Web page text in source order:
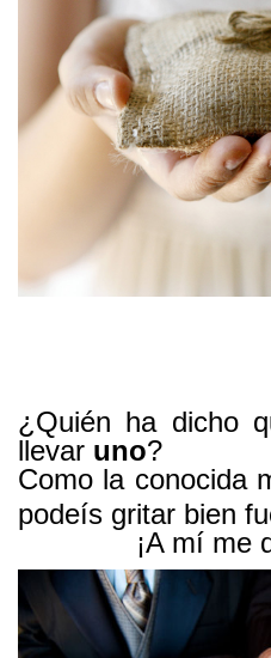
¿ Quién ha dicho
llevar uno?
Como la conocida
podeís gritar bien
¡A mí me